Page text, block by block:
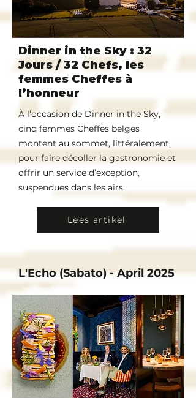
Dinner in the Sky : 32
Jours / 32 Chefs, les
femmes Cheffes à
l’honneur
À l’occasion de Dinner in the Sky,
cinq femmes Cheffes belges
montent au sommet, littéralement,
pour faire décoller la gastronomie et
offrir un service d’exception,
suspendues dans les airs.
Lees artikel
L'Echo (Sabato) - April 2025